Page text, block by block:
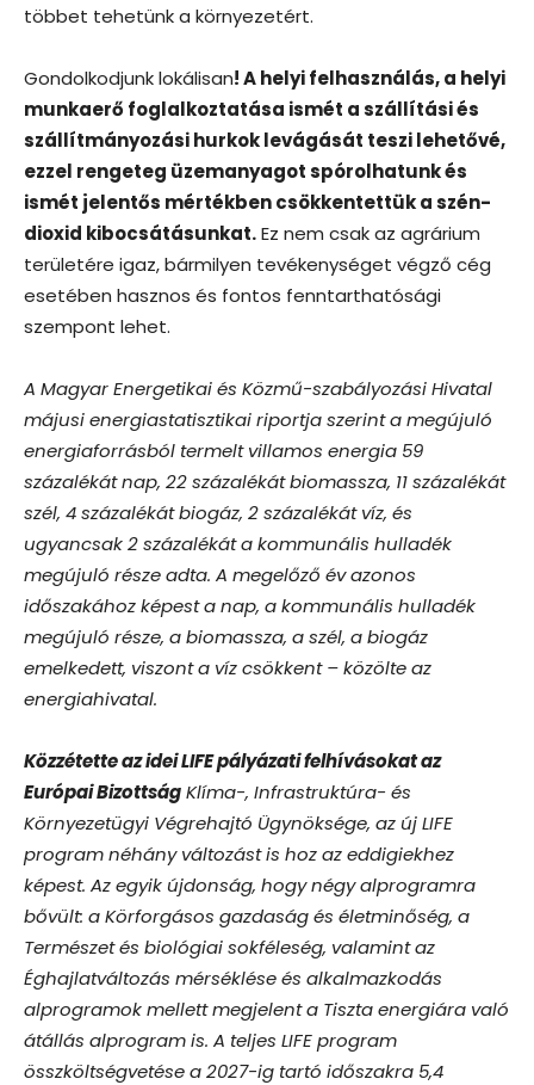
többet tehetünk a környezetért.
Gondolkodjunk lokálisan! A helyi felhasználás, a helyi
munkaerő foglalkoztatása ismét a szállítási és
szállítmányozási hurkok levágását teszi lehetővé,
ezzel rengeteg üzemanyagot spórolhatunk és
ismét jelentős mértékben csökkentettük a szén-
dioxid kibocsátásunkat.Ez nem csak az agrárium
területére igaz, bármilyen tevékenységet végző cég
esetében hasznos és fontos fenntarthatósági
szempont lehet.
A Magyar Energetikai és Közmű-szabályozási Hivatal
májusi energiastatisztikai riportja szerint a megújuló
energiaforrásból termelt villamos energia 59
százalékát nap, 22 százalékát biomassza, 11 százalékát
szél, 4 százalékát biogáz, 2 százalékát víz, és
ugyancsak 2 százalékát a kommunális hulladék
megújuló része adta. A megelőző év azonos
időszakához képest a nap, a kommunális hulladék
megújuló része, a biomassza, a szél, a biogáz
emelkedett, viszont a víz csökkent – közölte az
energiahivatal.
Közzétette az idei LIFE pályázati felhívásokat az
Európai BizottságKlíma-, Infrastruktúra- és
Környezetügyi Végrehajtó Ügynöksége, az új LIFE
program néhány változást is hoz az eddigiekhez
képest. Az egyik újdonság, hogy négy alprogramra
bővült: a Körforgásos gazdaság és életminőség, a
Természet és biológiai sokféleség, valamint az
Éghajlatváltozás mérséklése és alkalmazkodás
alprogramok mellett megjelent a Tiszta energiára való
átállás alprogram is. A teljes LIFE program
összköltségvetése a 2027-ig tartó időszakra 5,4